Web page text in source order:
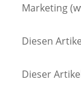
Marketing
Diesen
Dieser